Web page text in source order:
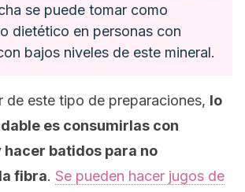
se puede tomar como
dietético en personas con
bajos niveles de este mineral.
de este tipo de preparaciones, lo
es consumirlas con
batidos para no
fibra. Se pueden hacer jugos de